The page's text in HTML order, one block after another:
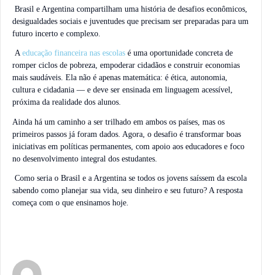
Brasil e Argentina compartilham uma história de desafios econômicos,
desigualdades sociais e juventudes que precisam ser preparadas para um
futuro incerto e complexo.
A educação financeira nas escolas é uma oportunidade concreta de
romper ciclos de pobreza, empoderar cidadãos e construir economias
mais saudáveis. Ela não é apenas matemática: é ética, autonomia,
cultura e cidadania — e deve ser ensinada em linguagem acessível,
próxima da realidade dos alunos.
Ainda há um caminho a ser trilhado em ambos os países, mas os
primeiros passos já foram dados. Agora, o desafio é transformar boas
iniciativas em políticas permanentes, com apoio aos educadores e foco
no desenvolvimento integral dos estudantes.
Como seria o Brasil e a Argentina se todos os jovens saíssem da escola
sabendo como planejar sua vida, seu dinheiro e seu futuro? A resposta
começa com o que ensinamos hoje.